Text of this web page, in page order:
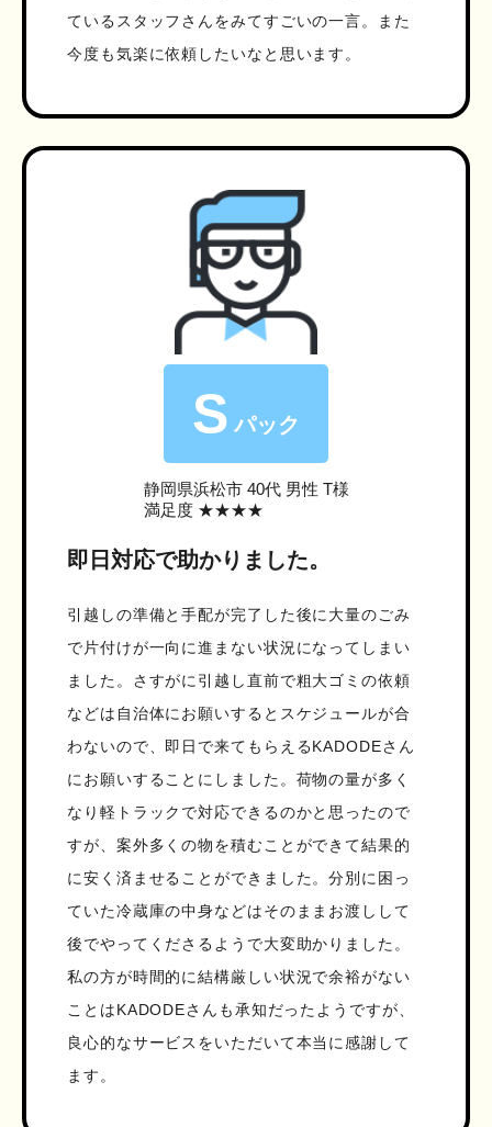
ているスタッフさんをみてすごいの一言。また
今度も気楽に依頼したいなと思います。
S パック
静岡県浜松市40代 男性 T様
満足度 ★★★★
即日対応で助かりました。
引越しの準備と手配が完了した後に大量のごみ
で片付けが一向に進まない状況になってしまい
ました。さすがに引越し直前で粗大ゴミの依頼
などは自治体にお願いするとスケジュールが合
わないので、即日で来てもらえるKADODEさん
にお願いすることにしました。荷物の量が多く
なり軽トラックで対応できるのかと思ったので
すが、案外多くの物を積むことができて結果的
に安く済ませることができました。分別に困っ
ていた冷蔵庫の中身などはそのままお渡しして
後でやってくださるようで大変助かりました。
私の方が時間的に結構厳しい状況で余裕がない
ことはKADODEさんも承知だったようですが、
良心的なサービスをいただいて本当に感謝して
ます。